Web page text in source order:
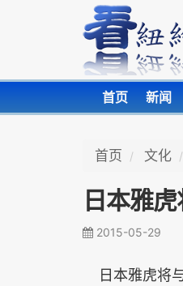
首页 新闻
首页 文化
日本雅
2015-05-29
日本雅虎将